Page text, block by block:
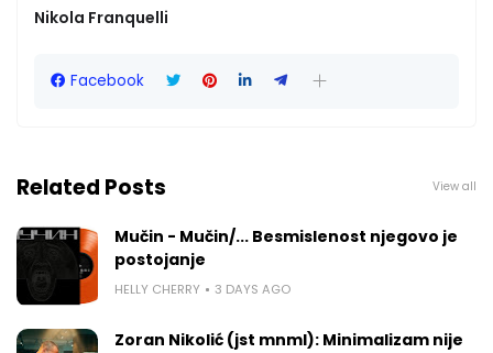
Nikola Franquelli
Facebook
Related Posts View all
Mučin - Mučin/... Besmislenost njegovo je
postojanje
HELLY CHERRY 3 DAYS AGO
Zoran Nikolić (jst mnml): Minimalizam nije